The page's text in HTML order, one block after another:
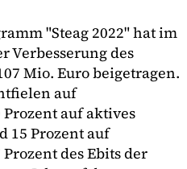
"Steag 2022" hat im
Verbesserung des
Mio. Euro beigetragen.
auf
auf aktives
15 Prozent auf
des Ebits der